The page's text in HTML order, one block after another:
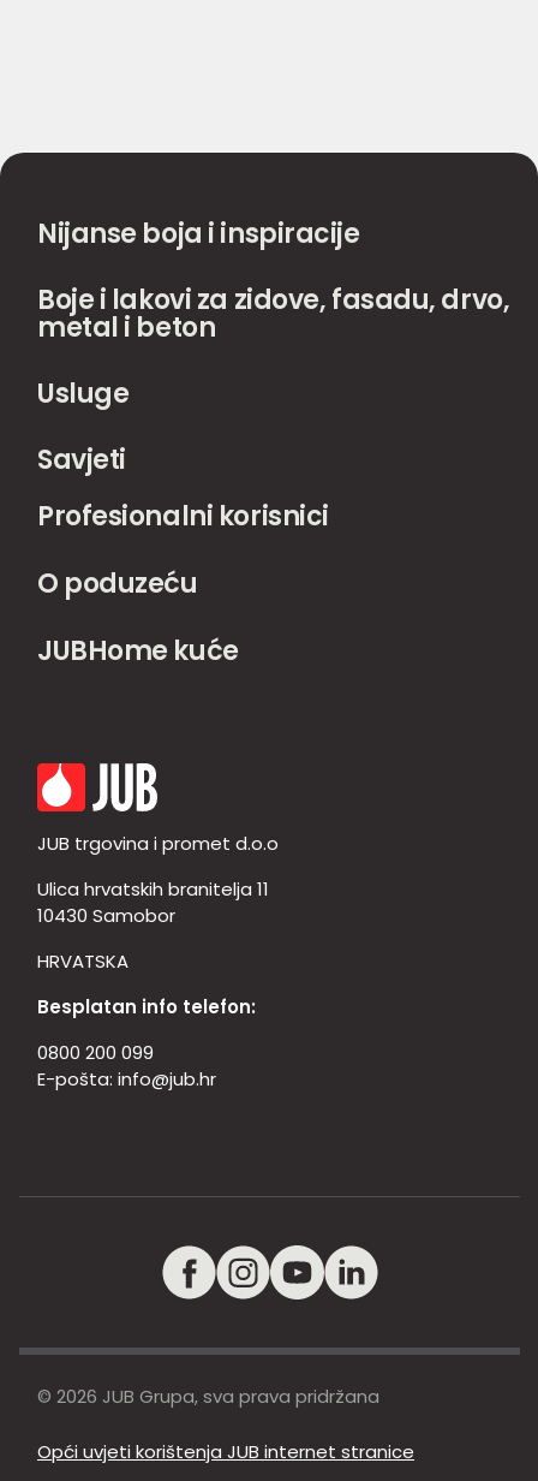
Nijanse boja i inspiracije
Boje i lakovi za zidove, fasadu, drvo,
metal i beton
Usluge
Savjeti
Profesionalni korisnici
O poduzeću
JUBHome kuće
JUB trgovina i promet d.o.o
Ulica hrvatskih branitelja 11
10430 Samobor
HRVATSKA
Besplatan info telefon:
0800 200 099
E-pošta: info@jub.hr
© 2026 JUB Grupa, sva prava pridržana
Opći uvjeti korištenja JUB internet stranice